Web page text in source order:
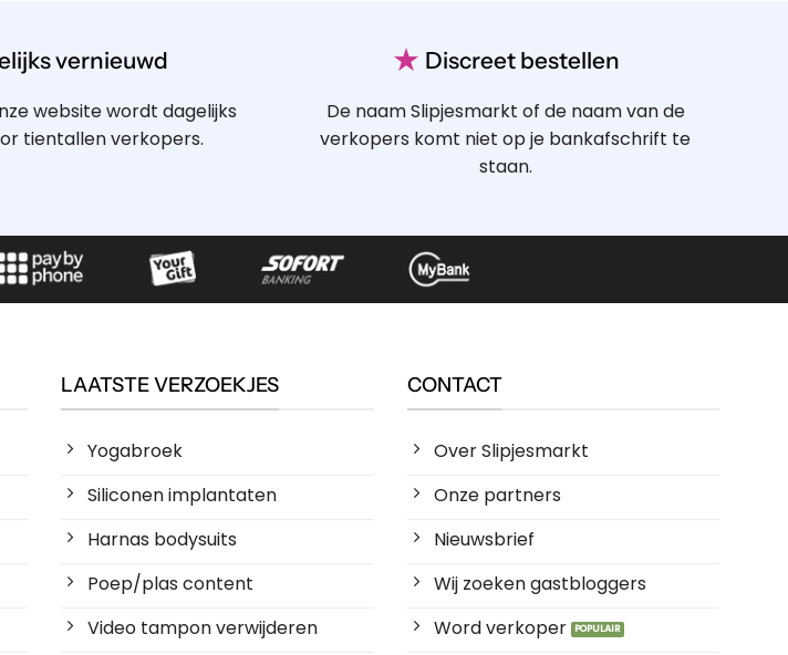
vernieuwd
website wordt dagelijks
tientallen verkopers.
★ Discreet bestellen
De naam Slipjesmarkt of de naam van de
verkopers komt niet op je bankafschrift te
staan.
LAATSTE VERZOEKJES
Yogabroek
Siliconen implantaten
Harnas bodysuits
Poep/plas content
Video tampon verwijderen
CONTACT
Over Slipjesmarkt
Onze partners
Nieuwsbrief
Wij zoeken gastbloggers
Word verkoper